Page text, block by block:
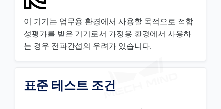
이 기기는 업무용 환경에서 사용할 목적으로 적합
성평가를 받은 기기로서 가정용 환경에서 사용하
는 경우 전파간섭의 우려가 있습니다.
표준 테스트 조건